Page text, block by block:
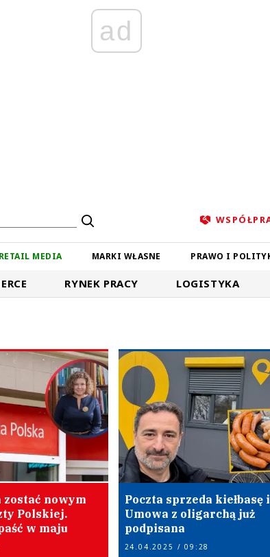
ad
RETAIL MEDIA MARKI WŁASNE PRAWO I
RYNEK PRACY LOGISTYKA
zostać nowym
Polskiej.
w maju
Poczta sprzeda kiełbasę
Umowa z oligarchą już
podpisana
24.04.2025 / 09:28